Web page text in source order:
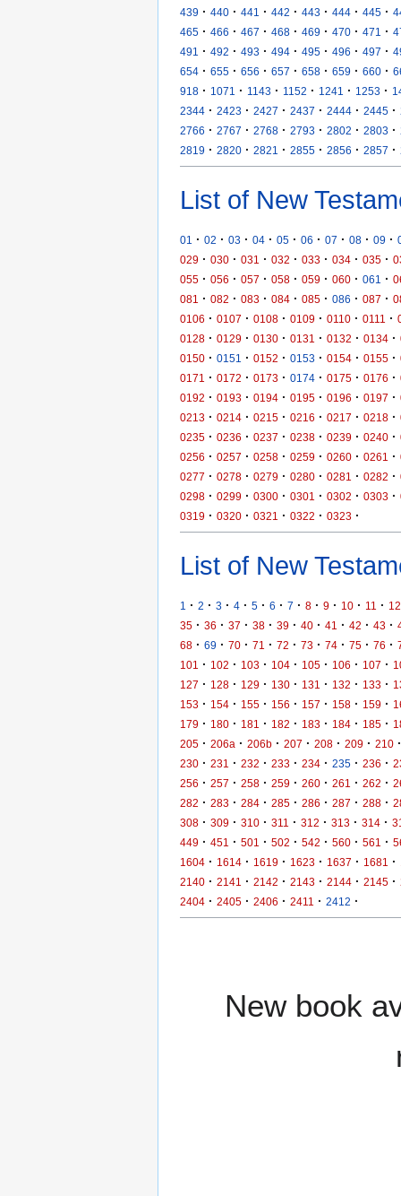
439 · 440 · 441 · 442 · 443 · 444 · 445 ·
465 · 466 · 467 · 468 · 469 · 470 · 471 ·
491
· 492 · 493 · 494 · 495 · 496 · 497 ·
654 · 655 · 656 · 657 · 658 · 659 · 660 ·
918 · 1071 · 1143 · 1152 · 1241 · 1253 ·
2344 · 2423 · 2427 · 2437 · 2444 · 2445 ·
2766 · 2767 · 2768 · 2793 · 2802 · 2803 ·
2819 · 2820 · 2821 · 2855 · 2856 · 2857 ·
List of New
01 · 02 · 03 · 04 · 05 · 06 · 07 · 08 · 09 ·
029 · 030 · 031 · 032 · 033 · 034 · 035 ·
055 · 056 · 057 · 058 · 059 · 060 · 061 ·
081
· 082 · 083 · 084 · 085 · 086 · 087 ·
0106 · 0107 · 0108 · 0109 · 0110 · 0111 ·
0128 · 0129 · 0130 · 0131 · 0132 · 0134 ·
0150 · 0151 · 0152 · 0153 · 0154 · 0155 ·
0171
· 0172 · 0173 · 0174 · 0175 · 0176 ·
0192 · 0193 · 0194 · 0195 · 0196 · 0197 ·
0213 · 0214 · 0215 · 0216 · 0217 · 0218 ·
0235 · 0236 · 0237 · 0238 · 0239 · 0240 ·
0256 · 0257 · 0258 · 0259 · 0260 · 0261 ·
0277 · 0278 · 0279 · 0280 · 0281 · 0282 ·
0298 · 0299 · 0300 · 0301 · 0302 · 0303 ·
0319 · 0320 · 0321 · 0322 · 0323 ·
List of New
1 · 2 · 3 · 4 · 5 · 6 · 7 · 8 · 9 · 10 · 11 · 12
35 · 36 · 37 · 38 · 39 · 40 · 41 · 42 · 43 ·
68 · 69 · 70 · 71 · 72 · 73 · 74 · 75 · 76 ·
101
· 102 · 103 · 104 · 105 · 106 · 107 ·
127 · 128 · 129 · 130 · 131 · 132 · 133 ·
153 · 154 · 155 · 156 · 157 · 158 · 159 ·
179 · 180 · 181 · 182 · 183 · 184 · 185 ·
205 · 206a · 206b · 207 · 208 · 209 · 210 ·
230 · 231 · 232 · 233 · 234 · 235 · 236 ·
256 · 257 · 258 · 259 · 260 · 261 · 262 ·
282 · 283 · 284 · 285 · 286 · 287 · 288 ·
308 · 309 · 310 · 311 · 312 · 313 · 314 ·
449 · 451 · 501 · 502 · 542 · 560 · 561 ·
1604 · 1614 · 1619 · 1623 · 1637 · 1681 ·
2140 · 2141 · 2142 · 2143 · 2144 · 2145 ·
2404 · 2405 · 2406 · 2411 · 2412 ·
New book